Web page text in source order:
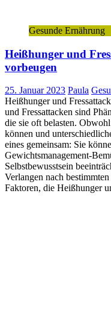
Gesunde Ernährung
Heißhunger und
vorbeugen
25. Januar 2023 Paula
Heißhunger und
und Fressattacken sind
die sie oft belasten.
können und
eines gemeinsam: Sie
Gewichtsmanagement-
Selbstbewusstsein
Verlangen nach
Faktoren, die Heißhunger